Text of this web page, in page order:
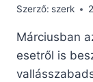
Szerző: szerk
Márciusban
esetről is